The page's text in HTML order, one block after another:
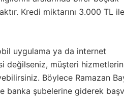
Kredi miktarını 3.000 TL ile
uygulama ya da internet
değilseniz, müşteri
Böylece Ramazan
banka şubelerine giderek